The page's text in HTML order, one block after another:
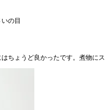
の目
ちょうど良かったです。煮物にス